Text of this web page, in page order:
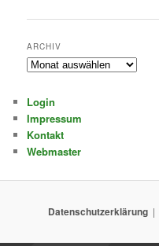
ARCHIV
Archiv
Login
Impressum
Kontakt
Webmaster
Datenschutzerklärung